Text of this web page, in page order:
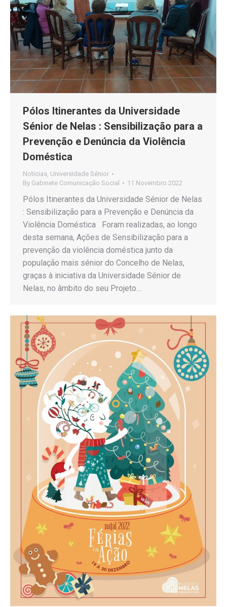
Pólos Itinerantes da Universidade
Sénior de Nelas : Sensibilização para a
Prevenção e Denúncia da Violência
Doméstica
Notícias Universidade Sénior
By Gabinete Comunicação Social 11 Novembro 2022
Pólos Itinerantes da Universidade Sénior de Nelas
: Sensibilização para a Prevenção e Denúncia da
Violência Doméstica Foram realizadas, ao longo
desta semana, Ações de Sensibilização para a
prevenção da violência doméstica junto da
população mais sénior do Concelho de Nelas,
graças à iniciativa da Universidade Sénior de
Nelas, no âmbito do seu Projeto…